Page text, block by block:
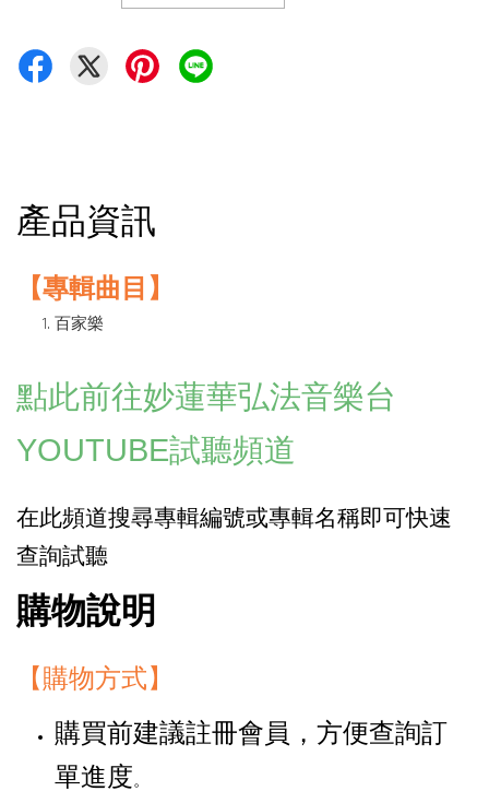
產品資訊
【專輯曲目】
百家樂
點此前往妙蓮華弘法音樂台
YOUTUBE試聽頻道
在此頻道搜尋專輯編號或專輯名稱即可快速
查詢試聽
購物說明
【購物方式】
購買前建議註冊會員，方便查詢訂
單進度。